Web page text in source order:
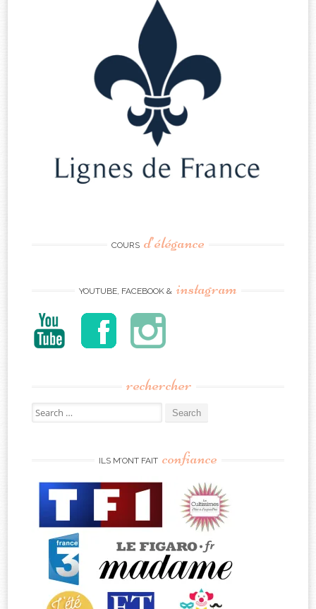
COURS d’élégance
YOUTUBE, FACEBOOK & instagram
rechercher
Search
for:
ILS M’ONT FAIT confiance